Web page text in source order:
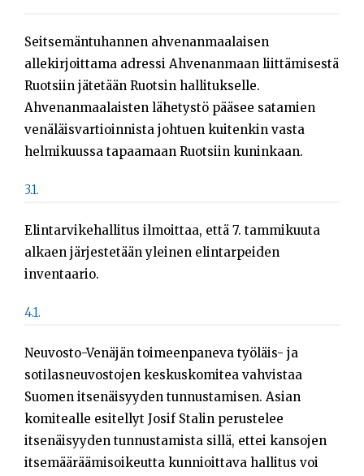
Seitsemäntuhannen ahvenanmaalaisen
allekirjoittama adressi Ahvenanmaan liittämisestä
Ruotsiin jätetään Ruotsin hallitukselle.
Ahvenanmaalaisten lähetystö pääsee satamien
venäläisvartioinnista johtuen kuitenkin vasta
helmikuussa tapaamaan Ruotsiin kuninkaan.
3.1.
Elintarvikehallitus ilmoittaa, että 7. tammikuuta
alkaen järjestetään yleinen elintarpeiden
inventaario.
4.1.
Neuvosto-Venäjän toimeenpaneva työläis- ja
sotilasneuvostojen keskuskomitea vahvistaa
Suomen itsenäisyyden tunnustamisen. Asian
komitealle esitellyt Josif Stalin perustelee
itsenäisyyden tunnustamista sillä, ettei kansojen
itsemääräämisoikeutta kunnioittava hallitus voi